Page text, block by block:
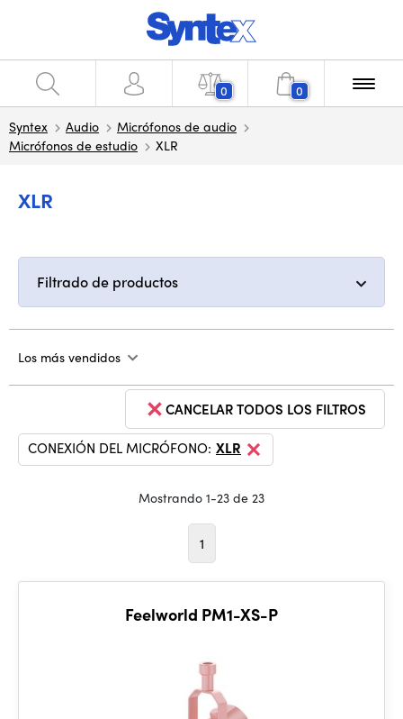
0 0
Syntex Audio
Micrófonos de audio
Micrófonos de estudio
XLR
XLR
Filtrado de productos
Los más vendidos
CANCELAR TODOS LOS FILTROS
CONEXIÓN DEL MICRÓFONO: XLR
Mostrando 1-23 de 23
1
Feelworld PM1-XS-P